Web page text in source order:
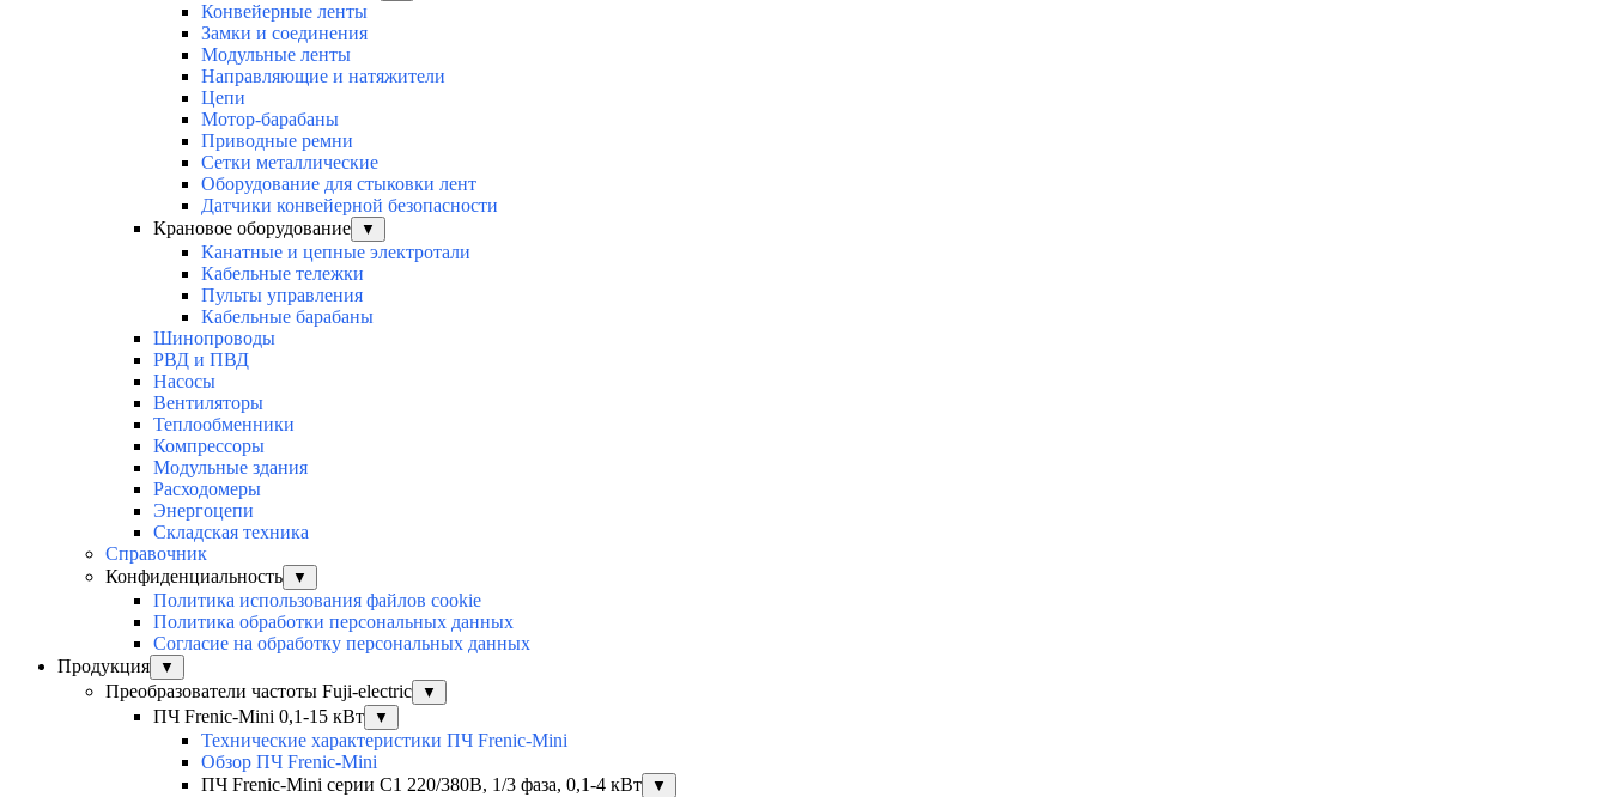
Конвейерные ленты
Замки и соединения
Модульные ленты
Направляющие и натяжители
Цепи
Мотор-барабаны
Приводные ремни
Сетки металлические
Оборудование для стыковки лент
Датчики конвейерной безопасности
Крановое оборудование
▼
Канатные и цепные электротали
Кабельные тележки
Пульты управления
Кабельные барабаны
Шинопроводы
РВД и ПВД
Насосы
Вентиляторы
Теплообменники
Компрессоры
Модульные здания
Расходомеры
Энергоцепи
Складская техника
Справочник
Конфиденциальность
▼
Политика использования файлов cookie
Политика обработки персональных данных
Согласие на обработку персональных данных
Продукция
▼
Преобразователи частоты Fuji-electric ▼
ПЧ Frenic-Mini 0,1-15 кВт ▼
Технические характеристики ПЧ Frenic-Mini
Обзор ПЧ Frenic-Mini
ПЧ Frenic-Mini серии C1 220/380В, 1/3 фаза, 0,1-4 кВт
▼